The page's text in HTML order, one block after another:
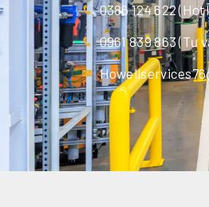
0386 124 622
0961 839 863 (Tư